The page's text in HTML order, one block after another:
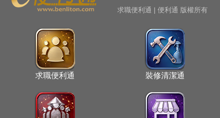
求職便利通 | 便利通 版權所有
求職便利通 裝修清潔通